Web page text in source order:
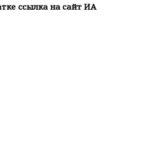
ссылка на сайт ИА